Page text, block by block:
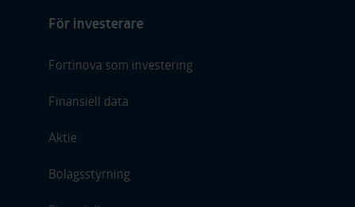
För investerare
Fortinova som investering
Finansiell data
Aktie
Bolagsstyrning